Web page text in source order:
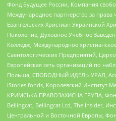
Фонд Будущее России, Компания
Международное партнерство за права
Евангельских Христиан Украинской
Поколение, Духовное Учебное
Колледж, Международное
Саентологических Предприятий,
Европейская сеть организаций по
Польша, СВОБОДНЫЙ ИДЕЛЬ-УРАЛ,
IStories fonds, Королевский Институт
КРИМСЬКА ПРАВОЗАХИСНА ГРУПА,
Bellingcat, Bellingcat Ltd, The Insider,
Центральной и Восточной Европы,